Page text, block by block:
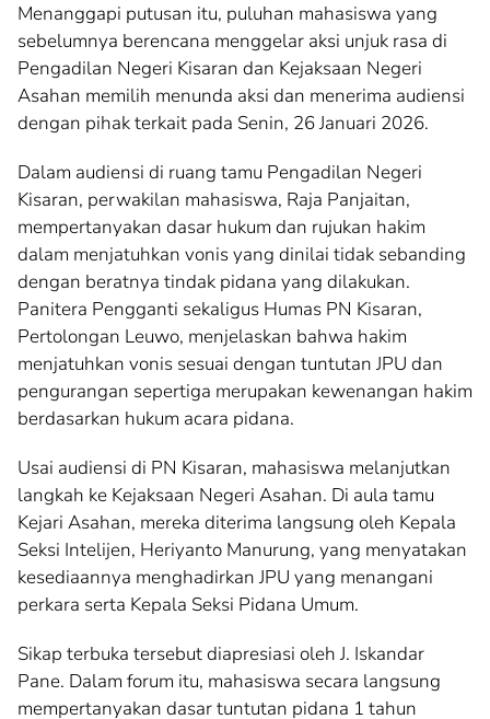
Menanggapi putusan itu, puluhan mahasiswa yang
sebelumnya berencana menggelar aksi unjuk rasa di
Pengadilan Negeri Kisaran dan Kejaksaan Negeri
Asahan memilih menunda aksi dan menerima audiensi
dengan pihak terkait pada Senin, 26 Januari 2026.
Dalam audiensi di ruang tamu Pengadilan Negeri
Kisaran, perwakilan mahasiswa, Raja Panjaitan,
mempertanyakan dasar hukum dan rujukan hakim
dalam menjatuhkan vonis yang dinilai tidak sebanding
dengan beratnya tindak pidana yang dilakukan.
Panitera Pengganti sekaligus Humas PN Kisaran,
Pertolongan Leuwo, menjelaskan bahwa hakim
menjatuhkan vonis sesuai dengan tuntutan JPU dan
pengurangan sepertiga merupakan kewenangan hakim
berdasarkan hukum acara pidana.
Usai audiensi di PN Kisaran, mahasiswa melanjutkan
langkah ke Kejaksaan Negeri Asahan. Di aula tamu
Kejari Asahan, mereka diterima langsung oleh Kepala
Seksi Intelijen, Heriyanto Manurung, yang menyatakan
kesediaannya menghadirkan JPU yang menangani
perkara serta Kepala Seksi Pidana Umum.
Sikap terbuka tersebut diapresiasi oleh J. Iskandar
Pane. Dalam forum itu, mahasiswa secara langsung
mempertanyakan dasar tuntutan pidana 1 tahun